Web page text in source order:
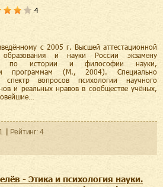
4
с 2005 г. Высшей аттестационной
образования и науки России экзамену
по истории и философии науки,
программам (М., 2004). Специально
спектр вопросов психологии научного
и реальных нравов в сообществе учёных,
Рейтинг: 4
- Этика и психология науки.